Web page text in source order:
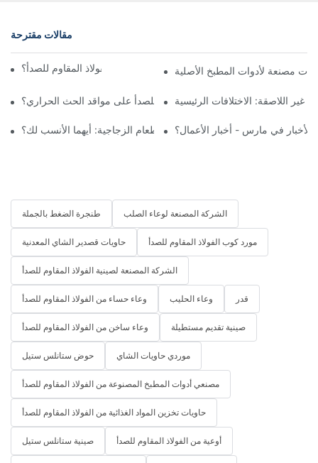
مقالات مقترحة
كيف نختار قدرًا من الفولاذ المقاوم للصدأ؟
الطهي المصنوعة من الفولاذ المقاوم للصدأ على مواقد الحث الحراري؟
اللاصقة: الاختلافات الرئيسية
المقاوم للصدأ مقابل حاويات الطعام الزجاجية: أيهما الأنسب لك؟
طنجرة الضغط بالجملة الشركة المصنعة لوعاء الصلب
حاويات قصدير الشاي المعدنية مورد كوب الفولاذ المقاوم للصدأ
الشركة المصنعة لصينية الفولاذ المقاوم للصدأ
وعاء حساء من الفولاذ المقاوم للصدأ وعاء الحليب قدر
وعاء ساخن من الفولاذ المقاوم للصدأ صينية تقديم مستطيلة
حوض ستانلس ستيل موردي حاويات الشاي
مصنعي أدوات المطبخ المصنوعة من الفولاذ المقاوم للصدأ
حاويات تخزين المواد الغذائية من الفولاذ المقاوم للصدأ
صينية ستانلس ستيل أوعية من الفولاذ المقاوم للصدأ